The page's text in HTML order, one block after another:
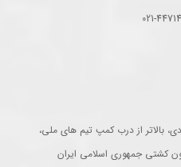
بالاتر از درب کمپ تیم های ملی،
کشتی جمهوری اسلامی ایران